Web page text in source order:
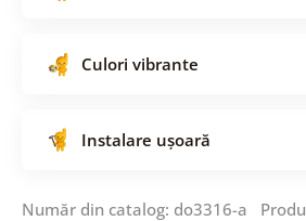
Culori vibrante
Instalare ușoară
Număr din catalog: do3316-a